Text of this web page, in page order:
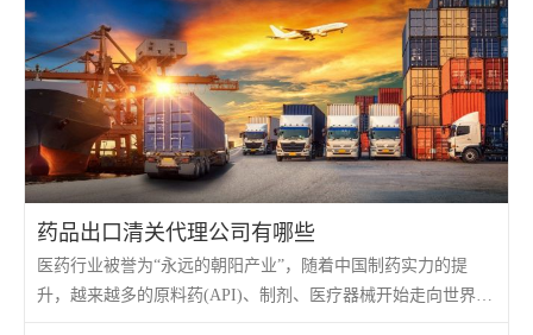
药品出口清关代理公司有哪些
医药行业被誉为“永远的朝阳产业”，随着中国制药实力的提
升，越来越多的原料药(API)、制剂、医疗器械开始走向世界。